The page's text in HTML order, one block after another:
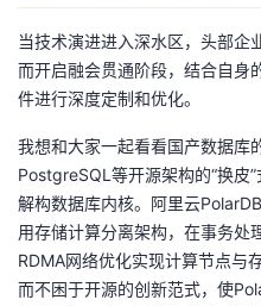
当技术演进进入深水区，头部企
而开启融会贯通阶段，结合自身
件进行深度定制和优化。
我想和大家一起看看国产数据库
PostgreSQL等开源架构的“换皮
解构数据库内核。阿里云
用存储计算分离架构，在事务处
RDMA网络优化实现计算节点与
而不困于开源的创新范式，使